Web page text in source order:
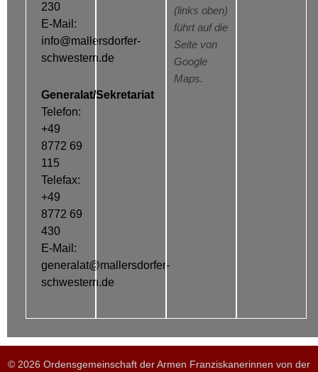
230
E-Mail:
info@mallersdorfer-
schwestern.de
Generalat/Sekretariat
Telefon:
+49
8772 69
115
Telefax:
+49
8772 69
430
E-Mail:
generalat@mallersdorfer-
schwestern.de
(links oben)
führt auf die
Seite von
Google
Maps.
© 2026 Ordensgemeinschaft der Armen Franziskanerinnen von der